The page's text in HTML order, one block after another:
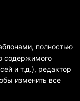
полностью
содержимого
и т.д.), редактор
изменить все